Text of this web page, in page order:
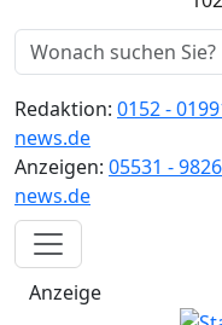
Redaktion: 0152 -
news.de
Anzeigen: 05531 -
news.de
Anzeige